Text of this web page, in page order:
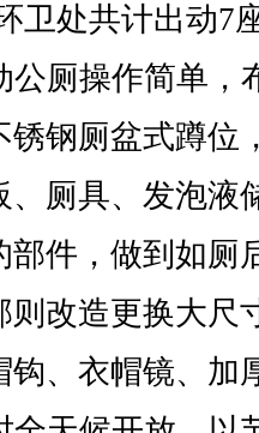
卫处共计出动7
公厕操作简单，
钢厕盆式蹲位
厕具、发泡液
件，做到如厕
改造更换大尺
、衣帽镜、加